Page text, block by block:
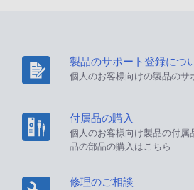
製品のサポート登録につ
個人のお客様向けの製品のサ
付属品の購入
個人のお客様向け製品の付属
品の部品の購入はこちら
修理のご相談